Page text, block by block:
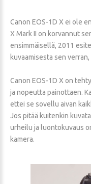
Canon EOS-1D X ei ole
X Mark II on korvannut
ensimmäisellä, 2011
kuvaamisesta sen
Canon EOS-1D X on
ja nopeutta painottaen.
ettei se sovellu aivan
Jos pitää kuitenkin
urheilu ja luontokuvaus
kamera.